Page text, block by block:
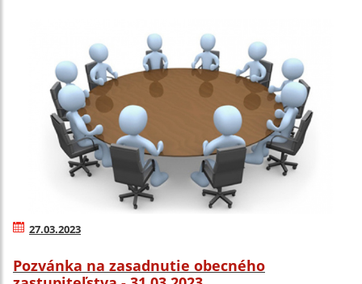
27.03.2023
Pozvánka na zasadnutie obecného